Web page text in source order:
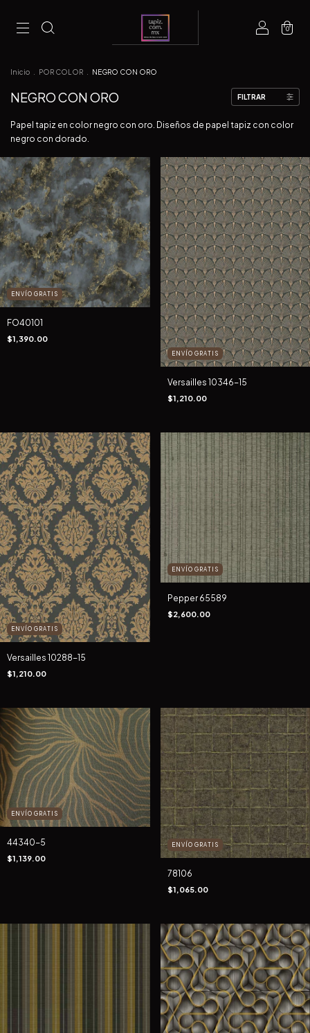
0
Inicio POR COLOR NEGRO CON ORO
NEGRO CON ORO FILTRAR
Papel tapiz en color negro con oro. Diseños de papel tapiz con color
negro con dorado.
ENVÍO GRATIS
FO40101
$1,390.00
ENVÍO GRATIS
Versailles 10346-15
$1,210.00
ENVÍO GRATIS
Versailles 10288-15
$1,210.00
ENVÍO GRATIS
Pepper 65589
$2,600.00
ENVÍO GRATIS
44340-5
$1,139.00
ENVÍO GRATIS
78106
$1,065.00